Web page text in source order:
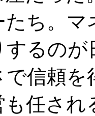
たち。
するの
で信頼を
も任され